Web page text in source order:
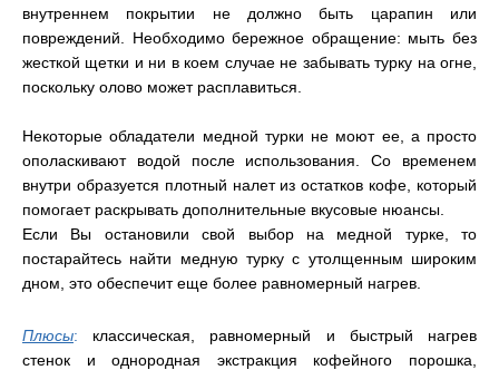
внутреннем покрытии не должно быть царапин или
повреждений. Необходимо бережное обращение: мыть без
жесткой щетки и ни в коем случае не забывать турку на огне,
поскольку олово может расплавиться.
Некоторые обладатели медной турки не моют ее, а просто
ополаскивают водой после использования. Со временем
внутри образуется плотный налет из остатков кофе, который
помогает раскрывать дополнительные вкусовые нюансы.
Если Вы остановили свой выбор на медной турке, то
постарайтесь найти медную турку с утолщенным широким
дном, это обеспечит еще более равномерный нагрев.
Плюсы: классическая, равномерный и быстрый нагрев
стенок и однородная экстракция кофейного порошка,